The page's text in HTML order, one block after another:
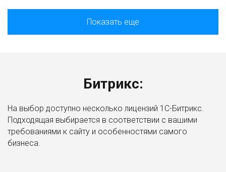
Показать еще
Битрикс:
На выбор доступно несколько лицензий 1С-Битрикс.
Подходящая выбирается в соответствии с вашими
требованиями к сайту и особенностями самого
бизнеса.